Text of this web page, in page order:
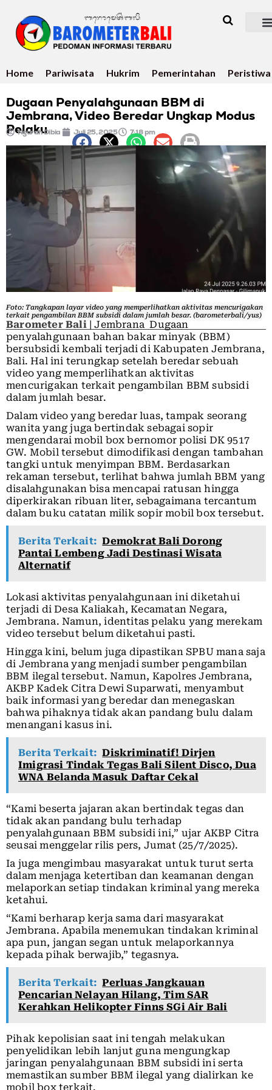
Home Pariwisata Hukrim Pemerintahan Peristiwa
Dugaan Penyalahgunaan BBM di
Jembrana, Video Beredar Ungkap Modus
Pelaku
Ngurah Dibia Juli 25, 2025 7:18 pm
Foto: Tangkapan layar video yang memperlihatkan aktivitas mencurigakan
terkait pengambilan BBM subsidi dalam jumlah besar. (barometerbali/yus)
Barometer Bali| Jembrana Dugaan
penyalahgunaan bahan bakar minyak (BBM)
bersubsidi kembali terjadi di Kabupaten Jembrana,
Bali. Hal ini terungkap setelah beredar sebuah
video yang memperlihatkan aktivitas
mencurigakan terkait pengambilan BBM subsidi
dalam jumlah besar.
Dalam video yang beredar luas, tampak seorang
wanita yang juga bertindak sebagai sopir
mengendarai mobil box bernomor polisi DK 9517
GW. Mobil tersebut dimodifikasi dengan tambahan
tangki untuk menyimpan BBM. Berdasarkan
rekaman tersebut, terlihat bahwa jumlah BBM yang
disalahgunakan bisa mencapai ratusan hingga
diperkirakan ribuan liter, sebagaimana tercantum
dalam buku catatan milik sopir mobil box tersebut.
Berita Terkait: Demokrat Bali Dorong
Pantai Lembeng Jadi Destinasi Wisata
Alternatif
Lokasi aktivitas penyalahgunaan ini diketahui
terjadi di Desa Kaliakah, Kecamatan Negara,
Jembrana. Namun, identitas pelaku yang merekam
video tersebut belum diketahui pasti.
Hingga kini, belum juga dipastikan SPBU mana saja
di Jembrana yang menjadi sumber pengambilan
BBM ilegal tersebut. Namun, Kapolres Jembrana,
AKBP Kadek Citra Dewi Suparwati, menyambut
baik informasi yang beredar dan menegaskan
bahwa pihaknya tidak akan pandang bulu dalam
menangani kasus ini.
Berita Terkait: Diskriminatif! Dirjen
Imigrasi Tindak Tegas Bali Silent Disco, Dua
WNA Belanda Masuk Daftar Cekal
“Kami beserta jajaran akan bertindak tegas dan
tidak akan pandang bulu terhadap
penyalahgunaan BBM subsidi ini,” ujar AKBP Citra
seusai menggelar rilis pers, Jumat (25/7/2025).
Ia juga mengimbau masyarakat untuk turut serta
dalam menjaga ketertiban dan keamanan dengan
melaporkan setiap tindakan kriminal yang mereka
ketahui.
“Kami berharap kerja sama dari masyarakat
Jembrana. Apabila menemukan tindakan kriminal
apa pun, jangan segan untuk melaporkannya
kepada pihak berwajib,” tegasnya.
Berita Terkait: Perluas Jangkauan
Pencarian Nelayan Hilang, Tim SAR
Kerahkan Helikopter Finns SGi Air Bali
Pihak kepolisian saat ini tengah melakukan
penyelidikan lebih lanjut guna mengungkap
jaringan penyalahgunaan BBM subsidi ini serta
memastikan sumber BBM ilegal yang dialirkan ke
mobil box terkait.